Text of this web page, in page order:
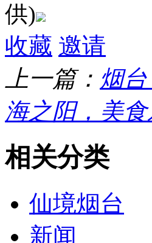
供)
收藏 邀请
上一篇： 烟
海之阳，美
相关分类
仙境烟台
新闻